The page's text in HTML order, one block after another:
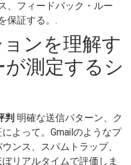
、フィードバック・ルー
保証する。.
ンを理解す
測定するシ
判 明確な送信パターン、ク
よって。Gmailのようなプ
ンス、スパムトラップ、
リアルタイムで評価しま